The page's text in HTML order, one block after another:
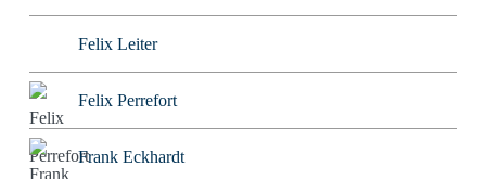
Felix Leiter
Felix Perrefort
Frank Eckhardt